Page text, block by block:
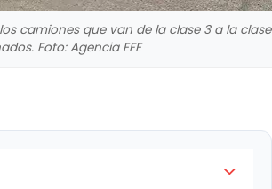
camiones que van de la clase 3 a la clase
Foto: Agencia EFE